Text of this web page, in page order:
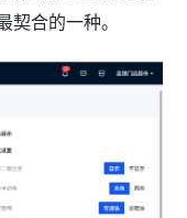
合的一种。